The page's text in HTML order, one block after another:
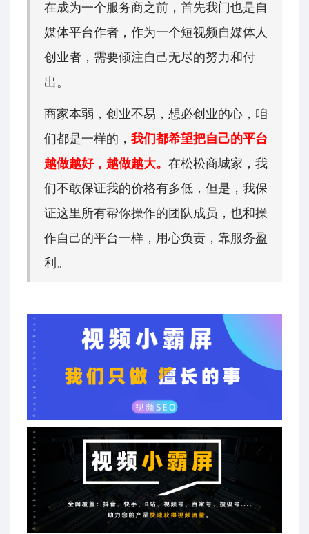
在成为一个服务商之前，首先我门也是自
媒体平台作者，作为一个短视频自媒体人
创业者，需要倾注自己无尽的努力和付
出。
商家本弱，创业不易，想必创业的心，咱
们都是一样的， 我们都希望把自己的平台
越做越好，越做越大。 在松松商城家，我
们不敢保证我的价格有多低，但是，我保
证这里所有帮你操作的团队成员，也和操
作自己的平台一样，用心负责，靠服务盈
利。